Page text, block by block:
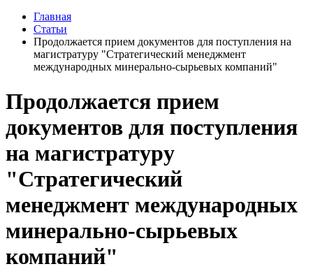
Главная
Статьи
Продолжается прием документов для поступления на
магистратуру "Стратегический менеджмент
международных минерально-сырьевых компаний"
Продолжается прием
документов для поступления
на магистратуру
"Стратегический
менеджмент международных
минерально-сырьевых
компаний"